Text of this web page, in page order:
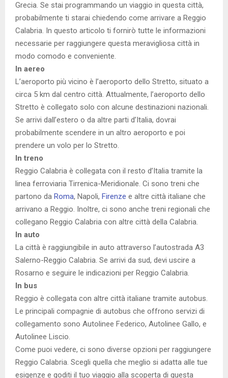
Grecia. Se stai programmando un viaggio in questa città,
probabilmente ti starai chiedendo come arrivare a Reggio
Calabria. In questo articolo ti fornirò tutte le informazioni
necessarie per raggiungere questa meravigliosa città in
modo comodo e conveniente.
In aereo
L’aeroporto più vicino è l’aeroporto dello Stretto, situato a
circa 5 km dal centro città. Attualmente, l’aeroporto dello
Stretto è collegato solo con alcune destinazioni nazionali.
Se arrivi dall’estero o da altre parti d’Italia, dovrai
probabilmente scendere in un altro aeroporto e poi
prendere un volo per lo Stretto.
In treno
Reggio Calabria è collegata con il resto d’Italia tramite la
linea ferroviaria Tirrenica-Meridionale. Ci sono treni che
partono da Roma, Napoli, Firenze e altre città italiane che
arrivano a Reggio. Inoltre, ci sono anche treni regionali che
collegano Reggio Calabria con altre città della Calabria.
In auto
La città è raggiungibile in auto attraverso l’autostrada A3
Salerno-Reggio Calabria. Se arrivi da sud, devi uscire a
Rosarno e seguire le indicazioni per Reggio Calabria.
In bus
Reggio è collegata con altre città italiane tramite autobus.
Le principali compagnie di autobus che offrono servizi di
collegamento sono Autolinee Federico, Autolinee Gallo, e
Autolinee Liscio.
Come puoi vedere, ci sono diverse opzioni per raggiungere
Reggio Calabria. Scegli quella che meglio si adatta alle tue
esigenze e goditi il tuo viaggio alla scoperta di questa